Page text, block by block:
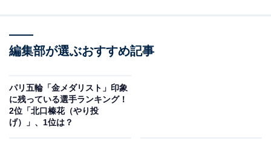
個人で挑む個人総合と種目別に加え、団体戦でも争いま
冠達成は日本男子としては52年ぶりの偉業となりまし
た。また男子団体総合の金メダルは2大会ぶり、大逆転
で観客を魅了しました。
編集部が選ぶおすすめ記事
パリ五輪「金メダリスト」印象
に残っている選手ランキング！
2位「北口榛花（やり投
げ）」、1位は？